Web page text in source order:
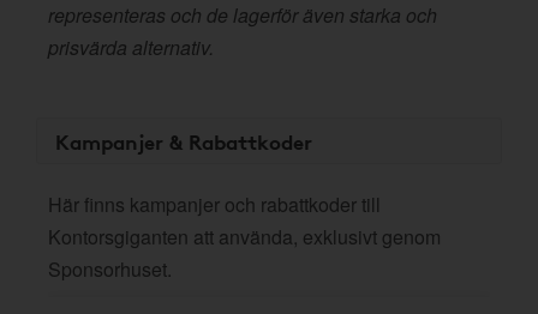
representeras och de lagerför även starka och
prisvärda alternativ.
Kampanjer & Rabattkoder
Här finns kampanjer och rabattkoder till
Kontorsgiganten att använda, exklusivt genom
Sponsorhuset.